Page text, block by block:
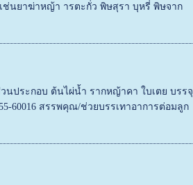
ช่นยาฆ่าหญ้า ารตะกั่ว พิษสุรา บุหรี่ พิษจาก
ประกอบ ต้นไผ่น้ำ รากหญ้าคา ใบเตย บรรจุ
60016 สรรพคุณ/ช่วยบรรเทาอาการต่อมลูก